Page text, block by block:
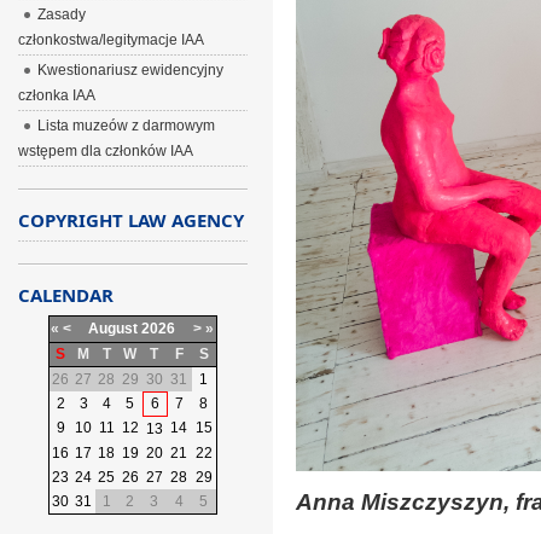
Anna Miszczyszyn,
Zasady
członkostwa/legitymacje IAA
Kwestionariusz ewidencyjny
członka IAA
Lista muzeów z darmowym
wstępem dla członków IAA
COPYRIGHT LAW AGENCY
CALENDAR
« < August 2026 > »
S
M T W T F
S
26 27 28 29 30 31
1
2
3 4 5 6 7
8
9
10 11 12 13 14 15
16 17 18 19 20 21 22
23 24 25 26 27 28 29
30 31 1 2 3 4 5